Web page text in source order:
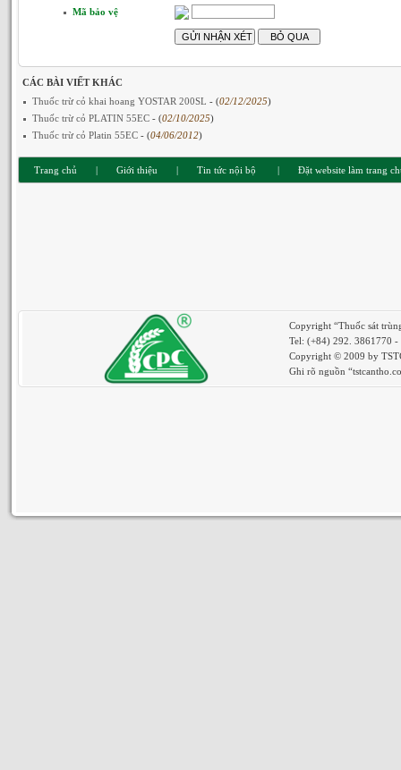
Mã bảo vệ
CÁC BÀI VIẾT KHÁC
Thuốc trừ cỏ khai hoang YOSTAR 200SL - (02/12/2025)
Thuốc trừ cỏ PLATIN 55EC - (02/10/2025)
Thuốc trừ cỏ Platin 55EC - (04/06/2012)
Trang chủ | Giới thiệu | Tin tức nội bộ | Đặt website làm trang
Copyright “Thuốc sát
Tel: (+84) 292. 3861770
Copyright © 2009 by
Ghi rõ nguồn